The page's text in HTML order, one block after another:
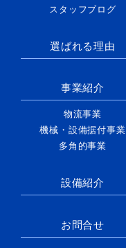
スタッフブログ
選ばれる理由
事業紹介
物流事業
機械・設備据付事業
多角的事業
設備紹介
お問合せ